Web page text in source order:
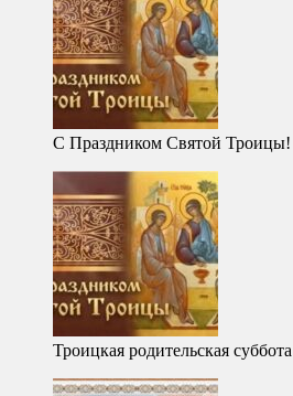
С Праздником Святой Троицы!
Троицкая родительская суббота